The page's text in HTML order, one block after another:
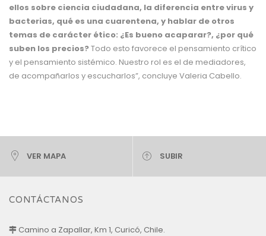
ellos sobre ciencia ciudadana, la diferencia entre virus y
bacterias, qué es una cuarentena, y hablar de otros
temas de carácter ético: ¿Es bueno acaparar?, ¿por qué
suben los precios?Todo esto favorece el pensamiento crítico
y el pensamiento sistémico. Nuestro rol es el de mediadores,
de acompañarlos y escucharlos”, concluye Valeria Cabello.
VER MAPA SUBIR
CONTÁCTANOS
Camino a Zapallar, Km 1, Curicó, Chile.